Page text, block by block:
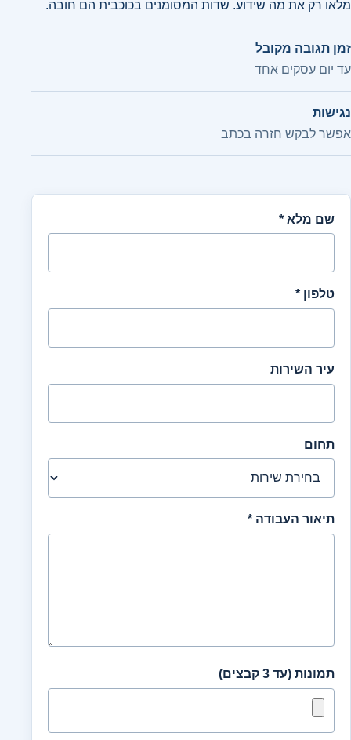
מלאו רק את מה שידוע. שדות המסומנים בכוכבית הם חובה.
זמן תגובה מקובל
עד יום עסקים אחד
נגישות
אפשר לבקש חזרה בכתב
שם מלא *
טלפון *
עיר השירות
תחום
תיאור העבודה *
תמונות (עד 3 קבצים)